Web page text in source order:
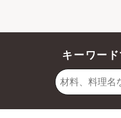
キーワー